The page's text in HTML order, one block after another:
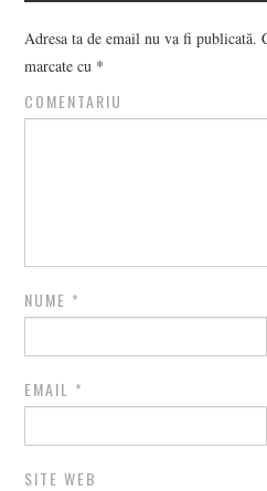
Adresa ta de email nu va fi publicată.
marcate cu *
COMENTARIU
NUME *
EMAIL *
SITE WEB